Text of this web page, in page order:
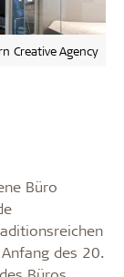
Creative Agency
Büro
des 20.